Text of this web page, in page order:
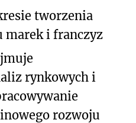
tworzenia
marek i franczyz
rynkowych i
rozwoju